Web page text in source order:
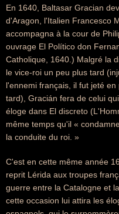
En 1640, Baltasar Gracian
d'Aragon, l'Italien Francesco
accompagna à la cour de
ouvrage El Político don
Catholique, 1640.) Malgré la
le vice-roi un peu plus tard
l'ennemi français, il fut jeté
tard), Gracián fera de celui
éloge dans El discreto
même temps qu'il «
la conduite du roi. »
C'est en cette même année
reprit Lérida aux troupes
guerre entre la Catalogne et
cette occasion lui attira les